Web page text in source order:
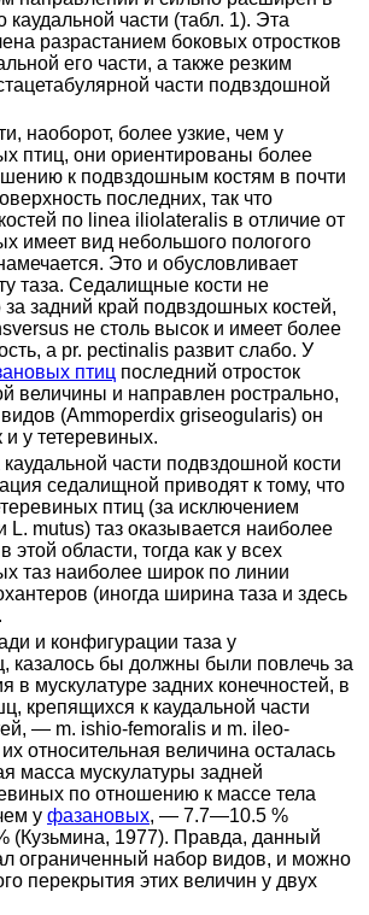
каудальной части (табл. 1). Эта
разрастанием боковых отростков
его части, а также резким
части подвздошной
наоборот, более узкие, чем у
птиц, они ориентированы более
к подвздошным костям в почти
последних, так что
по linea iliolateralis в отличие от
имеет вид небольшого пологого
Это и обусловливает
таза. Седалищные кости не
задний край подвздошных костей,
не столь высок и имеет более
a pr. pectinalis развит слабо. У
птиц последний отросток
величины и направлен рострально,
(Ammoperdix griseogularis) он
и у тетеревиных.
части подвздошной кости
седалищной приводят к тому, что
птиц (за исключением
L. mutus) таз оказывается наиболее
области, тогда как у всех
таз наиболее широк по линии
(иногда ширина таза и здесь
и конфигурации таза у
казалось бы должны были повлечь за
в мускулатуре задних конечностей, в
крепящихся к каудальной части
— m. ishio-femoralis и m. ileo-
относительная величина осталась
масса мускулатуры задней
по отношению к массе тела
у фазановых, — 7.7—10.5 %
(Кузьмина, 1977). Правда, данный
ограниченный набор видов, и можно
перекрытия этих величин у двух